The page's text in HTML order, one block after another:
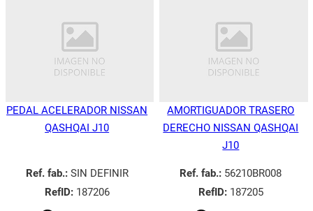
PEDAL ACELERADOR NISSAN
QASHQAI J10
Ref. fab.:SIN DEFINIR
RefID:187206
AMORTIGUADOR TRASERO
DERECHO NISSAN QASHQAI
J10
Ref. fab.: 56210BR008
RefID:187205